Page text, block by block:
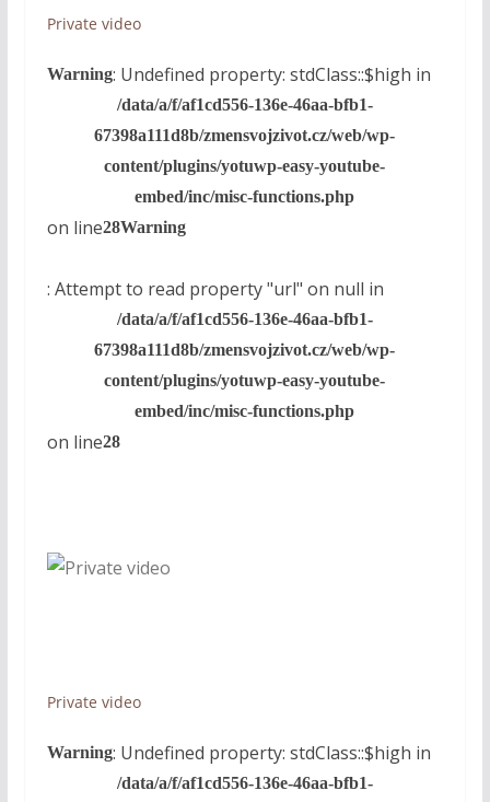
Private video
Warning: Undefined property: stdClass::$high in
/data/a/f/af1cd556-136e-46aa-bfb1-
67398a111d8b/zmensvojzivot.cz/web/wp-
content/plugins/yotuwp-easy-youtube-
embed/inc/misc-functions.php
on line28Warning
: Attempt to read property "url" on null in
/data/a/f/af1cd556-136e-46aa-bfb1-
67398a111d8b/zmensvojzivot.cz/web/wp-
content/plugins/yotuwp-easy-youtube-
embed/inc/misc-functions.php
on line28
Private video
Warning: Undefined property: stdClass::$high in
/data/a/f/af1cd556-136e-46aa-bfb1-